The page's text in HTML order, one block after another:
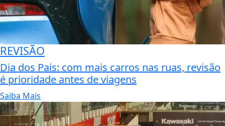
REVISÃO
Dia dos Pais: com mais carros nas ruas, revisão
é prioridade antes de viagens
Saiba Mais